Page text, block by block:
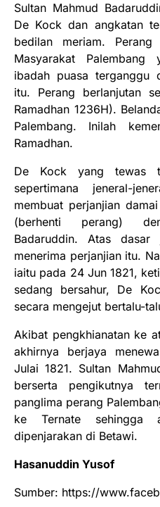
Sultan Mahmud
De Kock dan angkatan
bedilan meriam.
Masyarakat Palembang
ibadah puasa terganggu
itu. Perang berlanjutan
Ramadhan 1236H).
Palembang. Inilah
Ramadhan.
De Kock yang tewas
sepertimana jeneral-
membuat perjanjian
(berhenti perang)
Badaruddin. Atas
menerima perjanjian itu.
iaitu pada 24 Jun 1821,
sedang bersahur, De
secara mengejut bertalu-
Akibat pengkhianatan ke
akhirnya berjaya
Julai 1821. Sultan
berserta pengikutnya
panglima perang
ke Ternate sehingga
dipenjarakan di Betawi.
Hasanuddin Yusof
Sumber: https://